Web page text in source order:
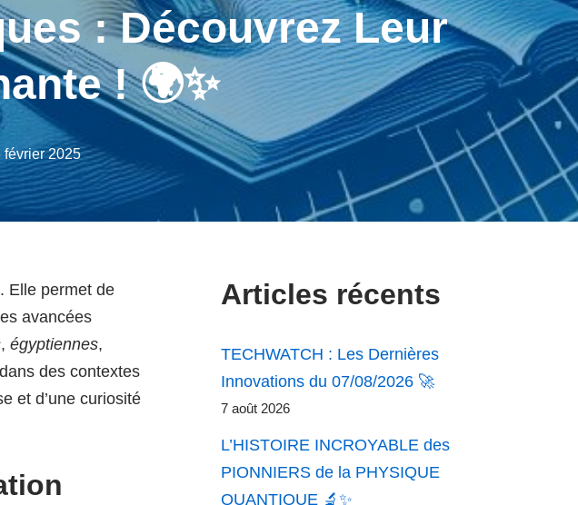
: Découvrez Leur
! 🌍✨
février 2025
Elle permet de
avancées
, égyptiennes,
des contextes
et d’une curiosité
Articles récents
TECHWATCH : Les Dernières
Innovations du 07/08/2026 🚀
7 août 2026
L’HISTOIRE INCROYABLE des
PIONNIERS de la PHYSIQUE
QUANTIQUE 🔬✨